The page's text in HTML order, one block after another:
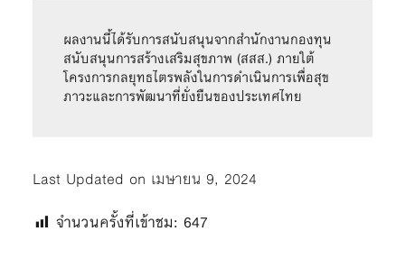
ผลงานนี้ได้รับการสนับสนุนจากสำนักงานกองทุน
สนับสนุนการสร้างเสริมสุขภาพ (สสส.) ภายใต้
โครงการกลยุทธไตรพลังในการดำเนินการเพื่อสุข
ภาวะและการพัฒนาที่ยั่งยืนของประเทศไทย
Last Updated on เมษายน 9, 2024
จำนวนครั้งที่เข้าชม: 647